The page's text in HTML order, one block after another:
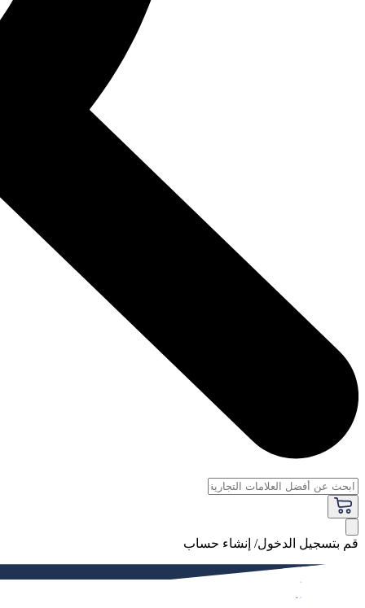
قم بتسجيل الدخول/ إنشاء حساب
فاخر
النساء
الرجال